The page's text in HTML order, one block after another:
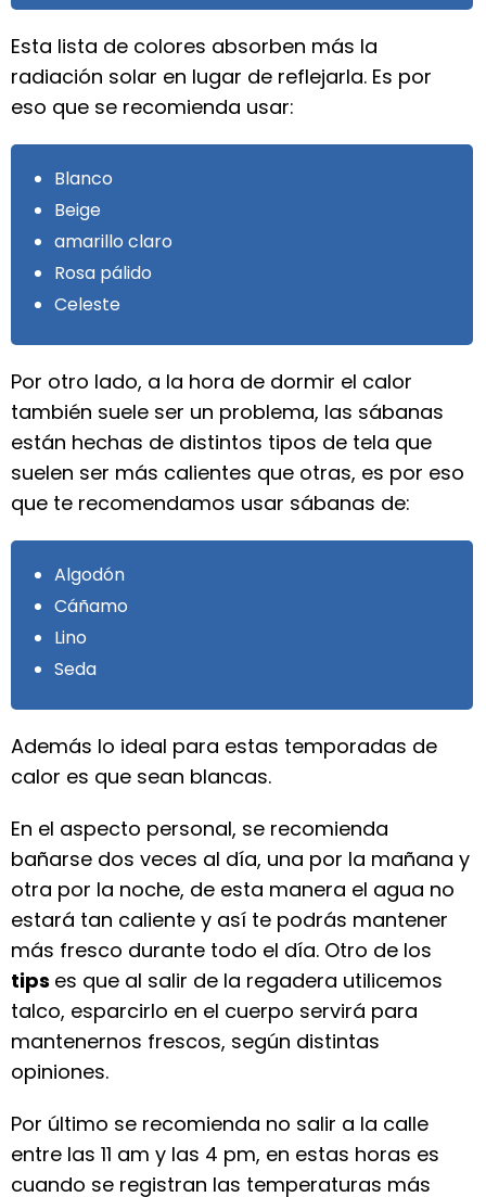
Esta lista de colores absorben más la
radiación solar en lugar de reflejarla. Es por
eso que se recomienda usar:
Blanco
Beige
amarillo claro
Rosa pálido
Celeste
Por otro lado, a la hora de dormir el calor
también suele ser un problema, las sábanas
están hechas de distintos tipos de tela que
suelen ser más calientes que otras, es por eso
que te recomendamos usar sábanas de:
Algodón
Cáñamo
Lino
Seda
Además lo ideal para estas temporadas de
calor es que sean blancas.
En el aspecto personal, se recomienda
bañarse dos veces al día, una por la mañana y
otra por la noche, de esta manera el agua no
estará tan caliente y así te podrás mantener
más fresco durante todo el día. Otro de los
tips es que al salir de la regadera utilicemos
talco, esparcirlo en el cuerpo servirá para
mantenernos frescos, según distintas
opiniones.
Por último se recomienda no salir a la calle
entre las 11 am y las 4 pm, en estas horas es
cuando se registran las temperaturas más